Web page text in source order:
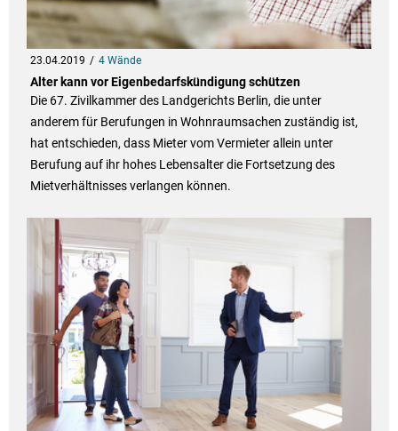
23.04.2019 4 Wände
Alter kann vor Eigenbedarfskündigung schützen
Die 67. Zivilkammer des Landgerichts Berlin, die unter
anderem für Berufungen in Wohnraumsachen zuständig ist,
hat entschieden, dass Mieter vom Vermieter allein unter
Berufung auf ihr hohes Lebensalter die Fortsetzung des
Mietverhältnisses verlangen können.